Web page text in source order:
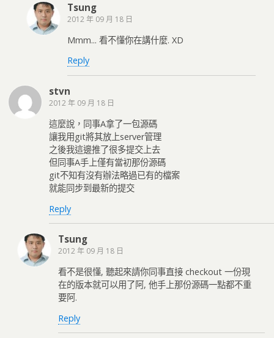
Tsung
2012 年 09 月 18 日
Mmm... 看不懂你在講什麼. XD
Reply
stvn
2012 年 09 月 18 日
這麼說，同事A拿了一包源碼
讓我用git將其放上server管理
之後我這邊推了很多提交上去
但同事A手上僅有當初那份源碼
git不知有沒有辦法略過已有的檔案
就能同步到最新的提交
Reply
Tsung
2012 年 09 月 18 日
看不是很懂, 聽起來請你同事直接 checkout 一份現
在的版本就可以用了阿, 他手上那份源碼一點都不重
要阿.
Reply